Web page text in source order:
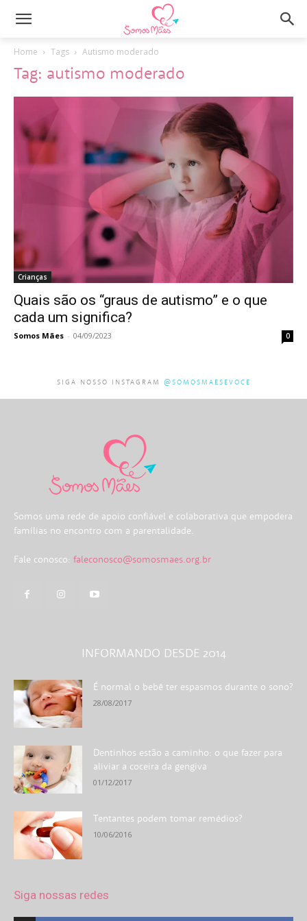
Home Tags Autismo moderado
Tag: autismo moderado
Crianças
Quais são os “graus de autismo” e o que
cada um significa?
Somos Mães - 04/09/2023 0
SIGA NOSSO INSTAGRAM @SOMOSMAESEVOCE
Somos uma rede de apoio confiável e colaborativa que empodera
famílias no encontro com a parentalidade.
Fale conosco: faleconosco@somosmaes.org.br
INFORMANDO DESDE 2014
É normal o bebê ter espasmos durante o sono?
28/08/2017
Dentinhos estão a caminho: o que fazer para
aliviar a coceira da gengiva
01/12/2017
Tentantes podem tomar remédios?
10/06/2016
Siga nossas redes